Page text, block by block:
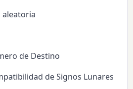
aleatoria
de Destino
de Signos Lunares